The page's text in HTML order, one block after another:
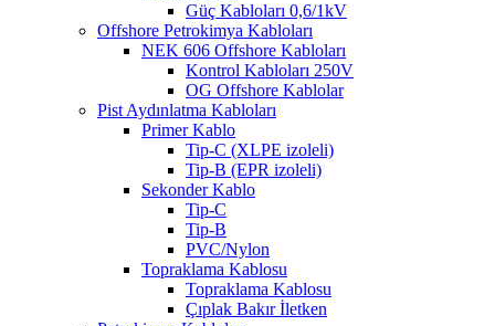
Güç Kabloları 0,6/1kV
Offshore Petrokimya Kabloları
NEK 606 Offshore Kabloları
Kontrol Kabloları 250V
OG Offshore Kablolar
Pist Aydınlatma Kabloları
Primer Kablo
Tip-C (XLPE izoleli)
Tip-B (EPR izoleli)
Sekonder Kablo
Tip-C
Tip-B
PVC/Nylon
Topraklama Kablosu
Topraklama Kablosu
Çıplak Bakır İletken